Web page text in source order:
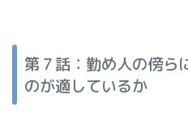
第７話：勤め人の傍ら
のが適しているか